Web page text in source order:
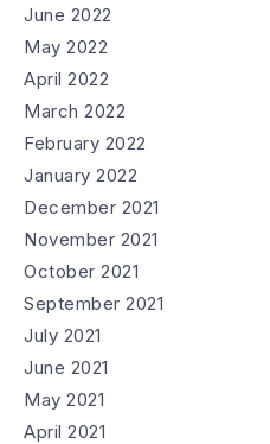
June 2022
May 2022
April 2022
March 2022
February 2022
January 2022
December 2021
November 2021
October 2021
September 2021
July 2021
June 2021
May 2021
April 2021